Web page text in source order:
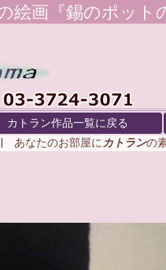
絵画『錫のポット
カトラン作品一覧に戻る
あなたのお部屋に カトランの